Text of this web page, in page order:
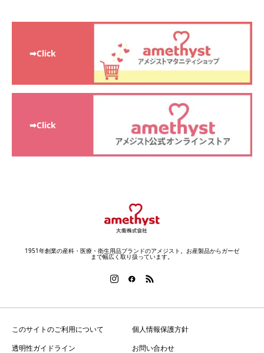
➡Click
➡Click
1951年創業の産科・医療・衛生用品ブランドのアメジスト。お産製品からガーゼ
まで幅広く取り扱っています。
このサイトのご利用について
個人情報保護方針
透明性ガイドライン
お問い合わせ